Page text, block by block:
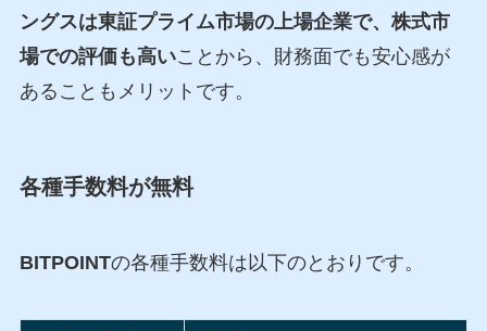
ングスは東証プライム市場の上場企業で、株式市
場での評価も高いことから、財務面でも安心感が
あることもメリットです。
各種手数料が無料
BITPOINTの各種手数料は以下のとおりです。